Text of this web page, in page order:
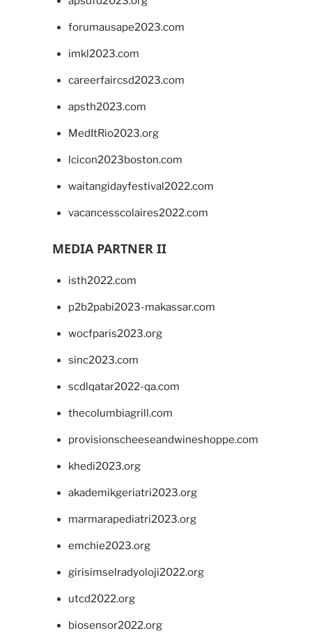
forumausape2023.com
imkl2023.com
careerfaircsd2023.com
apsth2023.com
MedItRio2023.org
lcicon2023boston.com
waitangidayfestival2022.com
vacancesscolaires2022.com
MEDIA PARTNER II
isth2022.com
p2b2pabi2023-makassar.com
wocfparis2023.org
sinc2023.com
scdlqatar2022-qa.com
thecolumbiagrill.com
provisionscheeseandwineshoppe.com
khedi2023.org
akademikgeriatri2023.org
marmarapediatri2023.org
emchie2023.org
girisimselradyoloji2022.org
utcd2022.org
biosensor2022.org